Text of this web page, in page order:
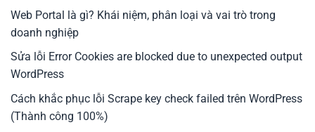
Web Portal là gì? Khái niệm, phân loại và vai trò trong
doanh nghiệp
Sửa lỗi Error Cookies are blocked due to unexpected output
WordPress
Cách khắc phục lỗi Scrape key check failed trên WordPress
(Thành công 100%)